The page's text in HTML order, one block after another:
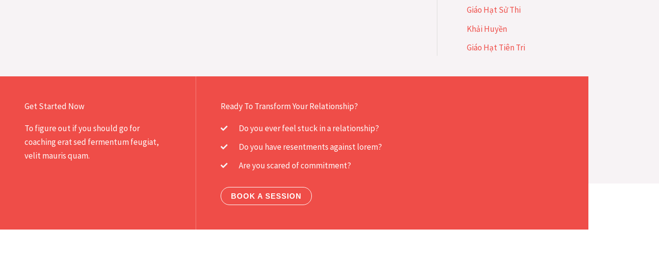
Giáo Hạt Sử Thi
Khải Huyền
Giáo Hạt Tiên Tri
Get Started Now
To figure out if you should go for
coaching erat sed fermentum feugiat,
velit mauris quam.
Ready To Transform Your Relationship?
Do you ever feel stuck in a relationship?
Do you have resentments against lorem?
Are you scared of commitment?
BOOK A SESSION